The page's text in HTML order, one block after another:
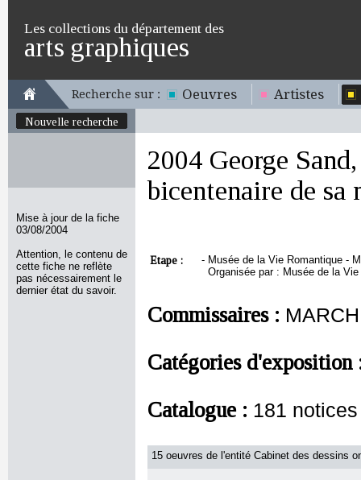
Les collections du département des
arts graphiques
Recherche sur : Oeuvres Artistes
Nouvelle recherche
Mise à jour de la fiche
03/08/2004
Attention, le contenu de
cette fiche ne reflète
pas nécessairement le
dernier état du savoir.
2004 George
bicentenaire de sa
Etape : - Musée de la Vie Romantique -
Organisée par : Musée de la
Commissaires :
Catégories
Catalogue : 181
15 oeuvres de l'entité Cabinet des dessins